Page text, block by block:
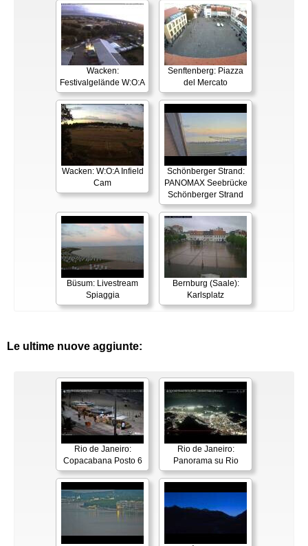
Wacken:
Festivalgelände W:O:A
Senftenberg: Piazza
del Mercato
Wacken: W:O:A Infield
Cam
Schönberger Strand:
PANOMAX Seebrücke
Schönberger Strand
Büsum: Livestream
Spiaggia
Bernburg (Saale):
Karlsplatz
Le ultime nuove aggiunte:
Rio de Janeiro:
Copacabana Posto 6
Rio de Janeiro:
Panorama su Rio